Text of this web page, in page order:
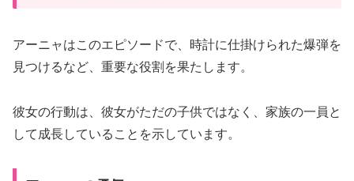
アーニャはこのエピソードで、時計に仕掛けられた爆弾を
見つけるなど、重要な役割を果たします。
彼女の行動は、彼女がただの子供ではなく、家族の一員と
して成長していることを示しています。